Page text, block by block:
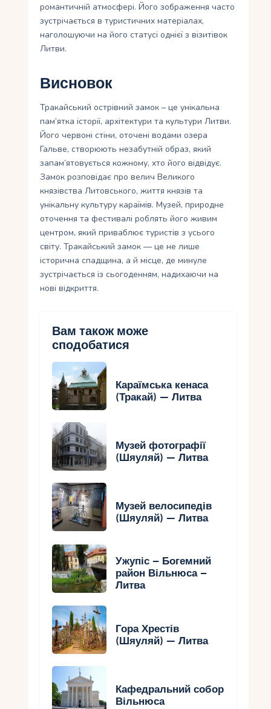
романтичній атмосфері. Його зображення часто
зустрічається в туристичних матеріалах,
наголошуючи на його статусі однієї з візитівок
Литви.
Висновок
Тракайський острівний замок – це унікальна
пам’ятка історії, архітектури та культури Литви.
Його червоні стіни, оточені водами озера
Гальве, створюють незабутній образ, який
запам’ятовується кожному, хто його відвідує.
Замок розповідає про велич Великого
князівства Литовського, життя князів та
унікальну культуру караїмів. Музей, природне
оточення та фестивалі роблять його живим
центром, який приваблює туристів з усього
світу. Тракайський замок — це не лише
історична спадщина, а й місце, де минуле
зустрічається із сьогоденням, надихаючи на
нові відкриття.
Вам також може
сподобатися
Караїмська кенаса
(Тракай) — Литва
Музей фотографії
(Шяуляй) — Литва
Музей велосипедів
(Шяуляй) — Литва
Ужупіс – Богемний
район Вільнюса –
Литва
Гора Хрестів
(Шяуляй) — Литва
Кафедральний собор
Вільнюса